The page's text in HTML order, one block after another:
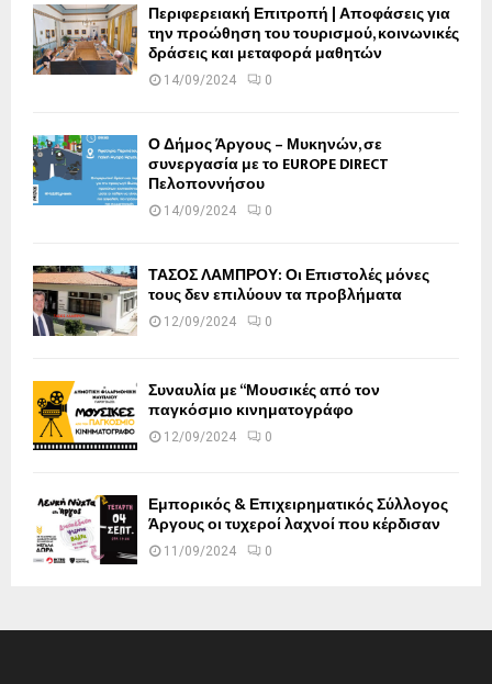
Περιφερειακή Επιτροπή | Αποφάσεις για
την προώθηση του τουρισμού, κοινωνικές
δράσεις και μεταφορά μαθητών
14/09/2024 0
Ο Δήμος Άργους – Μυκηνών, σε
συνεργασία με το EUROPE DIRECT
Πελοποννήσου
14/09/2024 0
ΤΑΣΟΣ ΛΑΜΠΡΟΥ: Οι Επιστολές μόνες
τους δεν επιλύουν τα προβλήματα
12/09/2024 0
Συναυλία με “Μουσικές από τον
παγκόσμιο κινηματογράφο
12/09/2024 0
Εμπορικός & Επιχειρηματικός Σύλλογος
Άργους οι τυχεροί λαχνοί που κέρδισαν
11/09/2024 0